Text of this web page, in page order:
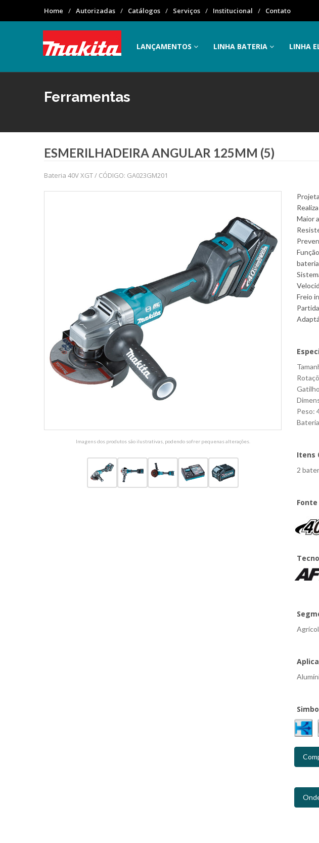
Home Autorizadas Catálogos Serviços Institucional Contato
LANÇAMENTOS LINHA BATERIA LINHA
Ferramentas
ESMERILHADEIRA ANGULAR 125MM (5)
Bateria 40V XGT / CÓDIGO: GA023GM201
Imagens dos produtos são ilustrativas, podendo sofrer pequenas alterações.
Maior
Freio
Peso:
Itens
2